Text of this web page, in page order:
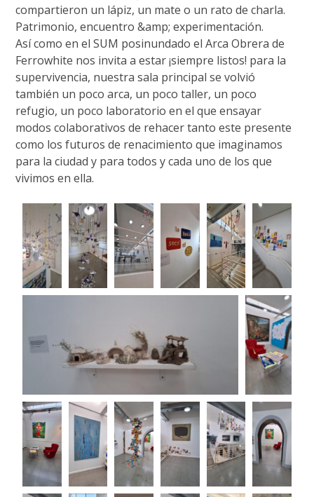
compartieron un lápiz, un mate o un rato de charla.
Patrimonio, encuentro &amp; experimentación.
Así como en el SUM posinundado el Arca Obrera de
Ferrowhite nos invita a estar ¡siempre listos! para la
supervivencia, nuestra sala principal se volvió
también un poco arca, un poco taller, un poco
refugio, un poco laboratorio en el que ensayar
modos colaborativos de rehacer tanto este presente
como los futuros de renacimiento que imaginamos
para la ciudad y para todos y cada uno de los que
vivimos en ella.